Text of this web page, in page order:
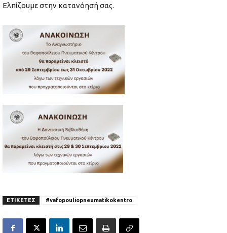
Ελπίζουμε στην κατανόησή σας.
ΕΤΙΚΕΤΕΣ #vafopouliopneumatikokentro